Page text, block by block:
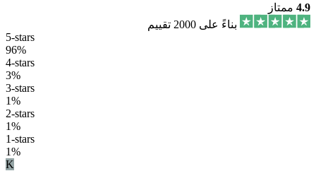
4.9 ممتاز
بناءً على 2000 تقييم
5-stars
96%
4-stars
3%
3-stars
1%
2-stars
1%
1-stars
1%
K